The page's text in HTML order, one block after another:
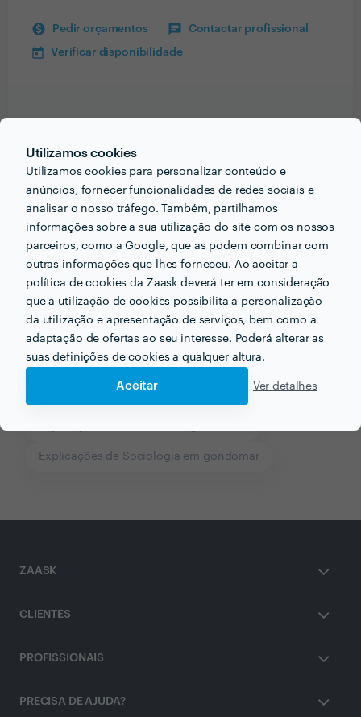
Utilizamos cookies
Utilizamos cookies para personalizar conteúdo e
anúncios, fornecer funcionalidades de redes sociais e
analisar o nosso tráfego. Também, partilhamos
informações sobre a sua utilização do site com os nossos
parceiros, como a Google, que as podem combinar com
outras informações que lhes forneceu. Ao aceitar a
política de cookies da Zaask deverá ter em consideração
que a utilização de cookies possibilita a personalização
da utilização e apresentação de serviços, bem como a
adaptação de ofertas ao seu interesse. Poderá alterar as
suas definições de cookies a qualquer altura.
Aceitar Ver detalhes
Pedir orçamentos Contactar profissional
Verificar disponibilidade
Endereço de e-mail
Receba várias propostas de profissionais como
Paula Cristina Alves da Silva
Outros serviços proporcionados por Paula Cristina Alves
Explicações de Sociologia em gondomar
ZAASK
CLIENTES
PROFISSIONAIS
PRECISA DE AJUDA?